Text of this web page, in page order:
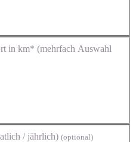
in km* (mehrfach Auswahl
/ jährlich) (optional)